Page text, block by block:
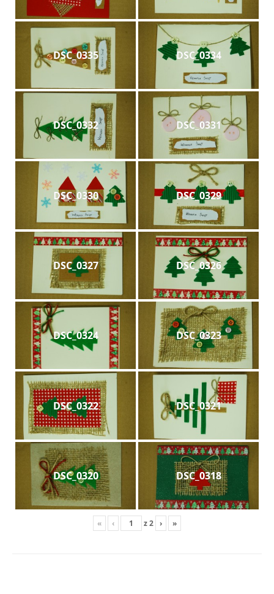
DSC_0335 DSC_0334
DSC_0332 DSC_0331
DSC_0330 DSC_0329
DSC_0327 DSC_0326
DSC_0324 DSC_0323
DSC_0322 DSC_0321
DSC_0320 DSC_0318
« ‹ z2 › »